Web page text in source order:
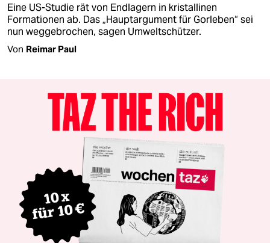
Eine US-Studie rät von Endlagern in kristallinen
Formationen ab. Das „Hauptargument für Gorleben“ sei
nun weggebrochen, sagen Umweltschützer.
Von Reimar Paul